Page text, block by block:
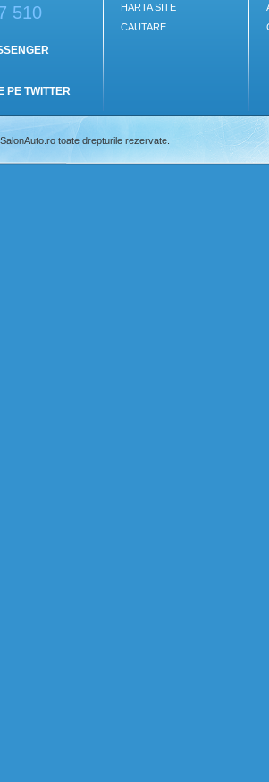
510
PE TWITTER
HARTA SITE
CAUTARE
toate drepturile rezervate.